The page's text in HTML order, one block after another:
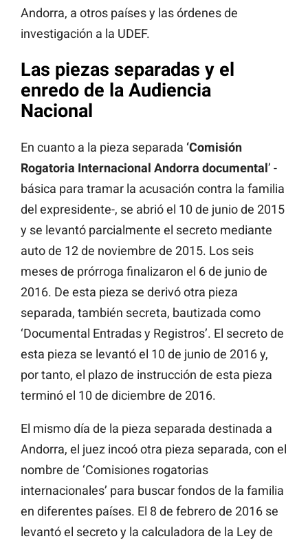
Andorra, a otros países y las órdenes de
investigación a la UDEF.
Las piezas separadas y el
enredo de la Audiencia
Nacional
En cuanto a la pieza separada ‘Comisión
Rogatoria Internacional Andorra documental’ -
básica para tramar la acusación contra la familia
del expresidente-, se abrió el 10 de junio de 2015
y se levantó parcialmente el secreto mediante
auto de 12 de noviembre de 2015. Los seis
meses de prórroga finalizaron el 6 de junio de
2016. De esta pieza se derivó otra pieza
separada, también secreta, bautizada como
‘Documental Entradas y Registros’. El secreto de
esta pieza se levantó el 10 de junio de 2016 y,
por tanto, el plazo de instrucción de esta pieza
terminó el 10 de diciembre de 2016.
El mismo día de la pieza separada destinada a
Andorra, el juez incoó otra pieza separada, con el
nombre de ‘Comisiones rogatorias
internacionales’ para buscar fondos de la familia
en diferentes países. El 8 de febrero de 2016 se
levantó el secreto y la calculadora de la Ley de